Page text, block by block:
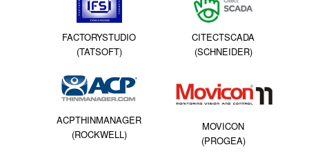
FACTORYSTUDIO
(TATSOFT)
CITECTSCADA
(SCHNEIDER)
ACPTHINMANAGER
(ROCKWELL)
MOVICON
(PROGEA)